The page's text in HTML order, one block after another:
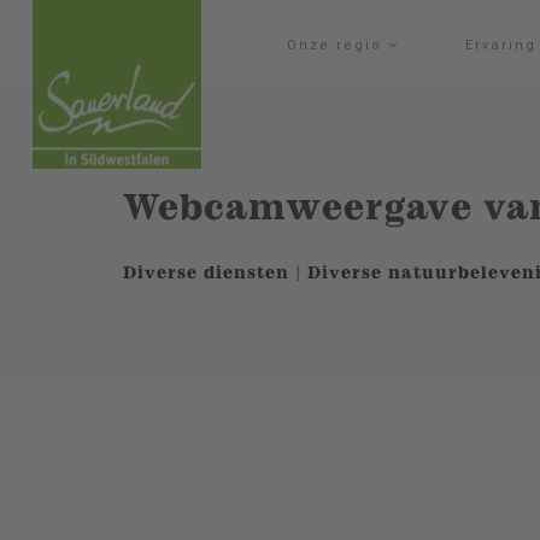
Onze regio
Webcamweergave
Diverse diensten | Diverse